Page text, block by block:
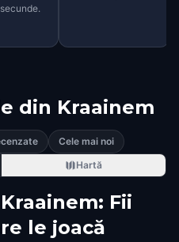
din Kraainem
Cele mai noi
Hartă
Fii
le joacă